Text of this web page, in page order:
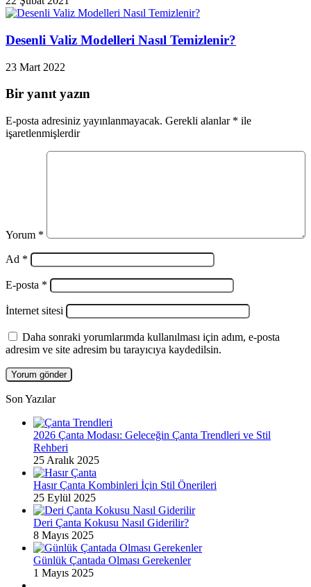
Desenli Valiz Modelleri Nasıl Temizlenir?
23 Mart 2022
Bir yanıt yazın
E-posta adresiniz yayınlanmayacak. Gerekli alanlar * ile
işaretlenmişlerdir
Yorum *
Ad *
E-posta *
İnternet sitesi
Daha sonraki yorumlarımda kullanılması için adım, e-posta
adresim ve site adresim bu tarayıcıya kaydedilsin.
Son Yazılar
2026 Çanta Modası: Geleceğin Çanta Trendleri ve Stil
Rehberi
25 Aralık 2025
Hasır Çanta Kombinleri İçin Stil Önerileri
25 Eylül 2025
Deri Çanta Kokusu Nasıl Giderilir?
8 Mayıs 2025
Günlük Çantada Olması Gerekenler
1 Mayıs 2025